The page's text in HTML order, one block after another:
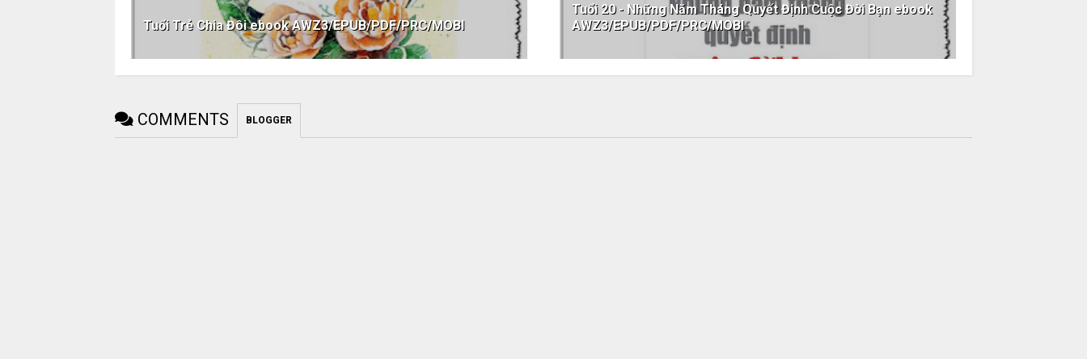
Tuổi Trẻ Chia Đôi ebook AWZ3/EPUB/PDF/PRC/MOBI
Tuổi 20 - Những Năm Tháng Quyết Định Cuộc Đời Bạn ebook
AWZ3/EPUB/PDF/PRC/MOBI
COMMENTS BLOGGER